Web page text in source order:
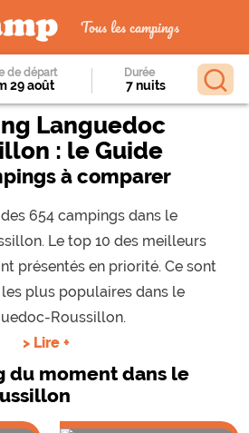
Tous les campings
de départ Durée
Languedoc
: le Guide
à comparer
654 campings dans le
Le top 10 des meilleurs
présentés en priorité. Ce sont
plus populaires dans le
Roussillon.
> Lire +
du moment dans le